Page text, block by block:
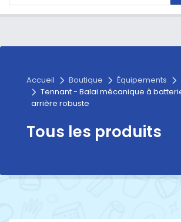
Tous les produits
Accueil Boutique Équipements
Tennant - Balai mécanique à
arrière robuste